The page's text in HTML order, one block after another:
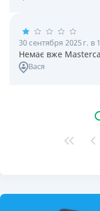
30 сентября 2025 г. в
Немає вже
Вася